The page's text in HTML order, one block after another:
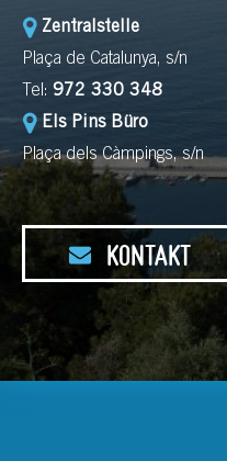
Zentralstelle
Plaça de Catalunya, s/n
Tel: 972 330 348
Els Pins Büro
Plaça dels Càmpings, s/n
KONTAKT